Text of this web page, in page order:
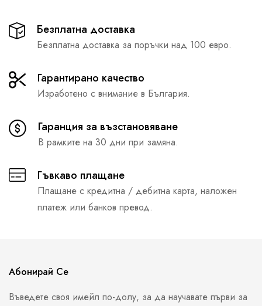
Безплатна доставка
Безплатна доставка за поръчки над 100 евро.
Гарантирано качество
Изработено с внимание в България.
Гаранция за възстановяване
В рамките на 30 дни при замяна.
Гъвкаво плащане
Плащане с кредитна / дебитна карта, наложен
платеж или банков превод.
Абонирай Се
Въведете своя имейл по-долу, за да научавате първи за